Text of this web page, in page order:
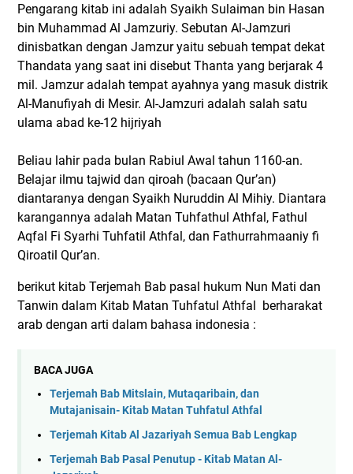
Pengarang kitab ini adalah Syaikh Sulaiman bin Hasan
bin Muhammad Al Jamzuriy. Sebutan Al-Jamzuri
dinisbatkan dengan Jamzur yaitu sebuah tempat dekat
Thandata yang saat ini disebut Thanta yang berjarak 4
mil. Jamzur adalah tempat ayahnya yang masuk distrik
Al-Manufiyah di Mesir. Al-Jamzuri adalah salah satu
ulama abad ke-12 hijriyah
Beliau lahir pada bulan Rabiul Awal tahun 1160-an.
Belajar ilmu tajwid dan qiroah (bacaan Qur’an)
diantaranya dengan Syaikh Nuruddin Al Mihiy. Diantara
karangannya adalah Matan Tuhfathul Athfal, Fathul
Aqfal Fi Syarhi Tuhfatil Athfal, dan Fathurrahmaaniy fi
Qiroatil Qur’an.
berikut kitab Terjemah Bab pasal hukum Nun Mati dan
Tanwin dalam Kitab Matan Tuhfatul Athfal berharakat
arab dengan arti dalam bahasa indonesia :
BACA JUGA
Terjemah Bab Mitslain, Mutaqaribain, dan
Mutajanisain- Kitab Matan Tuhfatul Athfal
Terjemah Kitab Al Jazariyah Semua Bab Lengkap
Terjemah Bab Pasal Penutup - Kitab Matan Al-